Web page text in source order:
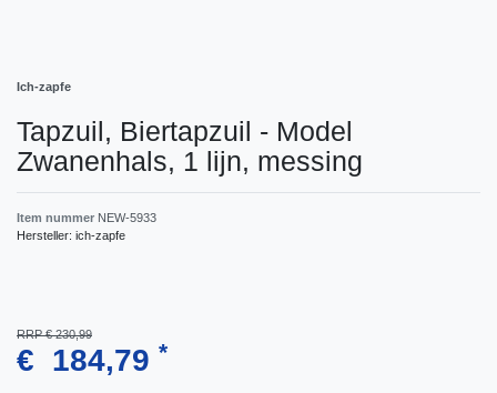
Ich-zapfe
Tapzuil, Biertapzuil - Model
Zwanenhals, 1 lijn, messing
Item nummer NEW-5933
Hersteller: ich-zapfe
RRP € 230,99
€ 184,79 *